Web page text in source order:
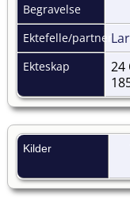
Begravelse
Ektefelle/partner
Ekteskap
24
Kilder